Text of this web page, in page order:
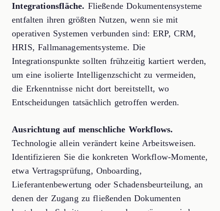
Integrationsfläche. Fließende Dokumentensysteme
entfalten ihren größten Nutzen, wenn sie mit
operativen Systemen verbunden sind: ERP, CRM,
HRIS, Fallmanagementsysteme. Die
Integrationspunkte sollten frühzeitig kartiert werden,
um eine isolierte Intelligenzschicht zu vermeiden,
die Erkenntnisse nicht dort bereitstellt, wo
Entscheidungen tatsächlich getroffen werden.
Ausrichtung auf menschliche Workflows.
Technologie allein verändert keine Arbeitsweisen.
Identifizieren Sie die konkreten Workflow-Momente,
etwa Vertragsprüfung, Onboarding,
Lieferantenbewertung oder Schadensbeurteilung, an
denen der Zugang zu fließenden Dokumenten